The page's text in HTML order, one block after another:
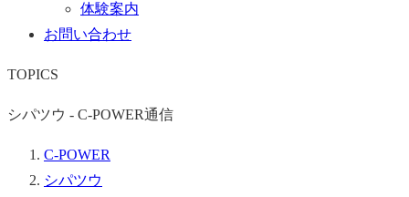
体験案内
お問い合わせ
TOPICS
シパツウ - C-POWER通信
C-POWER
シパツウ